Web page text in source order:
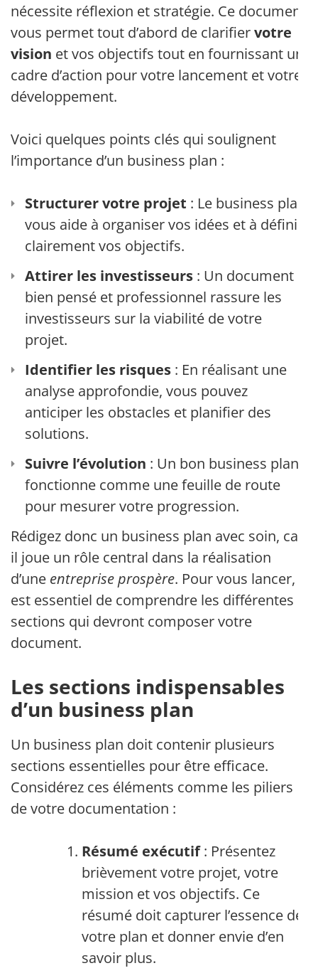
nécessite réflexion et stratégie. Ce document
vous permet tout d’abord de clarifiervotre
vision et vos objectifs tout en fournissant un
cadre d’action pour votre lancement et votre
développement.
Voici quelques points clés qui soulignent
l’importance d’un business plan :
Structurer votre projet : Le business plan
vous aide à organiser vos idées et à définir
clairement vos objectifs.
Attirer les investisseurs : Un document
bien pensé et professionnel rassure les
investisseurs sur la viabilité de votre
projet.
Identifier les risques : En réalisant une
analyse approfondie, vous pouvez
anticiper les obstacles et planifier des
solutions.
Suivre l’évolution : Un bon business plan
fonctionne comme une feuille de route
pour mesurer votre progression.
Rédigez donc un business plan avec soin, car
il joue un rôle central dans la réalisation
d’une entreprise prospère. Pour vous lancer, il
est essentiel de comprendre les différentes
sections qui devront composer votre
document.
Les sections indispensables
d’un business plan
Un business plan doit contenir plusieurs
sections essentielles pour être efficace.
Considérez ces éléments comme les piliers
de votre documentation :
Résumé exécutif: Présentez
brièvement votre projet, votre
mission et vos objectifs. Ce
résumé doit capturer l’essence de
votre plan et donner envie d’en
savoir plus.